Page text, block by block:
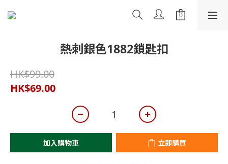
熱刺銀色1882鎖匙扣
HK$99.00
HK$69.00
加入購物車 立即購買